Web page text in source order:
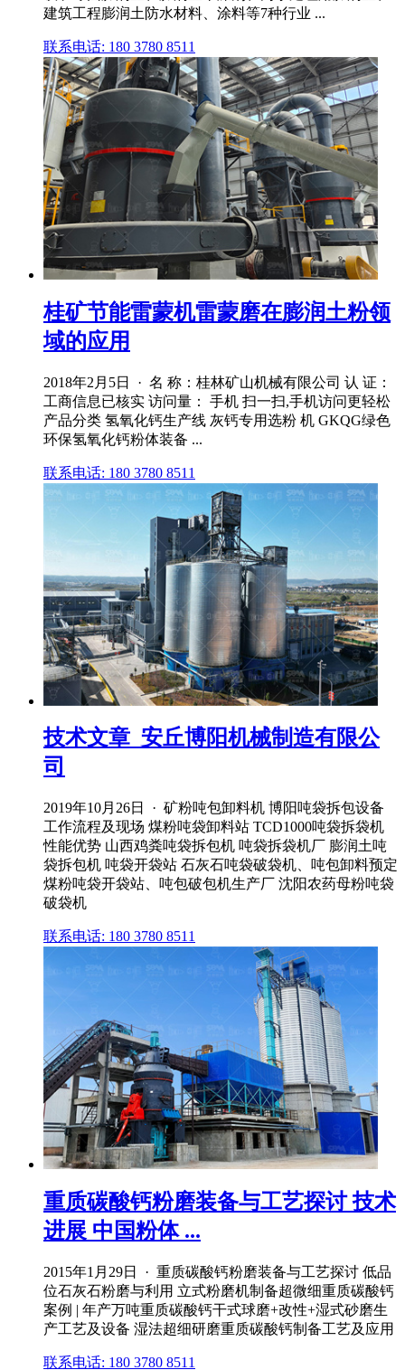
建筑工程膨润土防水材料、涂料等7种行业 ...
联系电话: 180 3780 8511
桂矿节能雷蒙机雷蒙磨在膨润土粉领
域的应用
2018年2月5日 · 名 称：桂林矿山机械有限公司 认 证：
工商信息已核实 访问量： 手机 扫一扫,手机访问更轻松
产品分类 氢氧化钙生产线 灰钙专用选粉 机 GKQG绿色
环保氢氧化钙粉体装备 ...
联系电话: 180 3780 8511
技术文章_安丘博阳机械制造有限公
司
2019年10月26日 · 矿粉吨包卸料机 博阳吨袋拆包设备
工作流程及现场 煤粉吨袋卸料站 TCD1000吨袋拆袋机
性能优势 山西鸡粪吨袋拆包机 吨袋拆袋机厂 膨润土吨
袋拆包机 吨袋开袋站 石灰石吨袋破袋机、吨包卸料预定
煤粉吨袋开袋站、吨包破包机生产厂 沈阳农药母粉吨袋
破袋机
联系电话: 180 3780 8511
重质碳酸钙粉磨装备与工艺探讨 技术
进展 中国粉体 ...
2015年1月29日 · 重质碳酸钙粉磨装备与工艺探讨 低品
位石灰石粉磨与利用 立式粉磨机制备超微细重质碳酸钙
案例 | 年产万吨重质碳酸钙干式球磨+改性+湿式砂磨生
产工艺及设备 湿法超细研磨重质碳酸钙制备工艺及应用
联系电话: 180 3780 8511